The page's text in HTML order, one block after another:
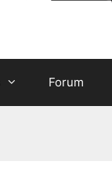
Forum